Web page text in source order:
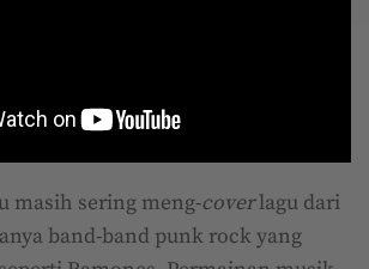
masih sering meng-coverlagu dari
band-band punk rock yang